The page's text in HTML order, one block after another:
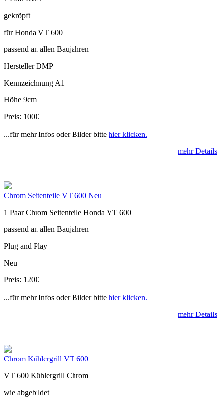
gekröpft
für Honda VT 600
passend an allen Baujahren
Hersteller DMP
Kennzeichnung A1
Höhe 9cm
Preis: 100€
...für mehr Infos oder Bilder bitte hier klicken.
mehr Details
Chrom Seitenteile VT 600 Neu
1 Paar Chrom Seitenteile Honda VT 600
passend an allen Baujahren
Plug and Play
Neu
Preis: 120€
...für mehr Infos oder Bilder bitte hier klicken.
mehr Details
Chrom Kühlergrill VT 600
VT 600 Kühlergrill Chrom
wie abgebildet